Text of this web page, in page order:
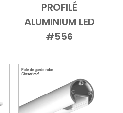
Add to Cart
Vue
PROFILÉ
ALUMINIUM LED
#556